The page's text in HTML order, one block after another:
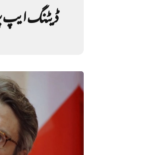
ڈیٹنگ ایپ پر